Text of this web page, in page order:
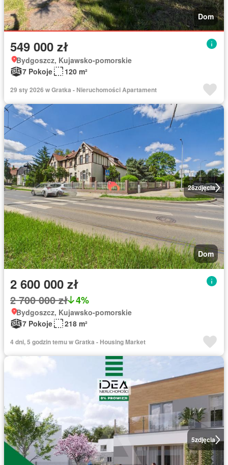
Dom
549 000 zł
Bydgoszcz, Kujawsko-pomorskie
7 Pokoje
120 m²
29 sty 2026 w Gratka - Nieruchomości Apartament
28zdjęcia
Dom
2 600 000 zł
2 700 000 zł 4%
Bydgoszcz, Kujawsko-pomorskie
7 Pokoje
218 m²
4 dni, 5 godzin temu w Gratka - Housing Market
5zdjęcia